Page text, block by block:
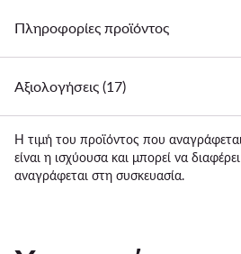
Πληροφορίες προϊόντος
Αξιολογήσεις (17)
Η τιμή του προϊόντος που
είναι η ισχύουσα και μπορεί να
αναγράφεται στη συσκευασία.